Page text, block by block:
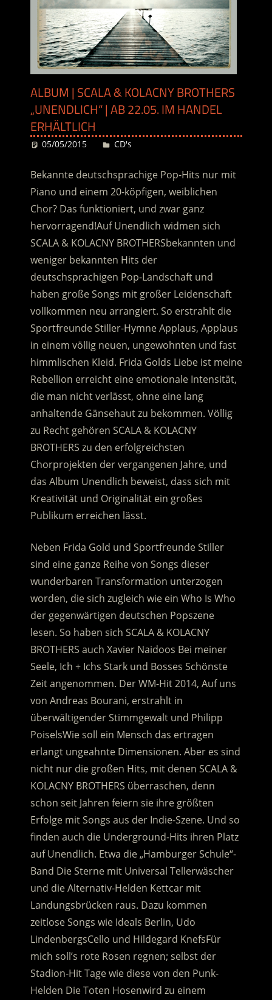
ALBUM | SCALA & KOLACNY BROTHERS
„UNENDLICH“ | AB 22.05. IM HANDEL
ERHÄLTLICH
05/05/2015 Desiree
CD's
Bekannte deutschsprachige Pop-Hits nur mit
Piano und einem 20-köpfigen, weiblichen
Chor? Das funktioniert, und zwar ganz
hervorragend!Auf Unendlich widmen sich
SCALA & KOLACNY BROTHERSbekannten und
weniger bekannten Hits der
deutschsprachigen Pop-Landschaft und
haben große Songs mit großer Leidenschaft
vollkommen neu arrangiert. So erstrahlt die
Sportfreunde Stiller-Hymne Applaus, Applaus
in einem völlig neuen, ungewohnten und fast
himmlischen Kleid. Frida Golds Liebe ist meine
Rebellion erreicht eine emotionale Intensität,
die man nicht verlässt, ohne eine lang
anhaltende Gänsehaut zu bekommen. Völlig
zu Recht gehören SCALA & KOLACNY
BROTHERS zu den erfolgreichsten
Chorprojekten der vergangenen Jahre, und
das Album Unendlich beweist, dass sich mit
Kreativität und Originalität ein großes
Publikum erreichen lässt.
Neben Frida Gold und Sportfreunde Stiller
sind eine ganze Reihe von Songs dieser
wunderbaren Transformation unterzogen
worden, die sich zugleich wie ein Who Is Who
der gegenwärtigen deutschen Popszene
lesen. So haben sich SCALA & KOLACNY
BROTHERS auch Xavier Naidoos Bei meiner
Seele, Ich + Ichs Stark und Bosses Schönste
Zeit angenommen. Der WM-Hit 2014, Auf uns
von Andreas Bourani, erstrahlt in
überwältigender Stimmgewalt und Philipp
PoiselsWie soll ein Mensch das ertragen
erlangt ungeahnte Dimensionen. Aber es sind
nicht nur die großen Hits, mit denen SCALA &
KOLACNY BROTHERS überraschen, denn
schon seit Jahren feiern sie ihre größten
Erfolge mit Songs aus der Indie-Szene. Und so
finden auch die Underground-Hits ihren Platz
auf Unendlich. Etwa die „Hamburger Schule“-
Band Die Sterne mit Universal Tellerwäscher
und die Alternativ-Helden Kettcar mit
Landungsbrücken raus. Dazu kommen
zeitlose Songs wie Ideals Berlin, Udo
LindenbergsCello und Hildegard KnefsFür
mich soll’s rote Rosen regnen; selbst der
Stadion-Hit Tage wie diese von den Punk-
Helden Die Toten Hosenwird zu einem